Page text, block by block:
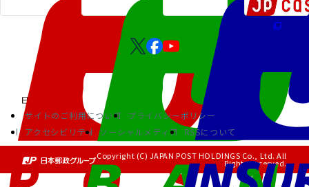
サイトのご利用について
プライバシーポリシー
アクセシビリティ
ソーシャルメディア RSSについて
Copyright (C) JAPAN POST HOLDINGS Co., Ltd. All
Rights Reserved.